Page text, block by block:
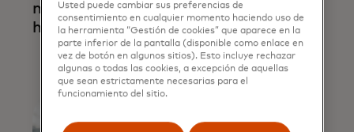
needs
humans
Leer
más
Usted puede cambiar sus preferencias de
consentimiento en cualquier momento haciendo uso de
la herramienta “Gestión de cookies” que aparece en la
parte inferior de la pantalla (disponible como enlace en
vez de botón en algunos sitios). Esto incluye rechazar
algunas o todas las cookies, a excepción de aquellas
que sean estrictamente necesarias para el
funcionamiento del sitio.